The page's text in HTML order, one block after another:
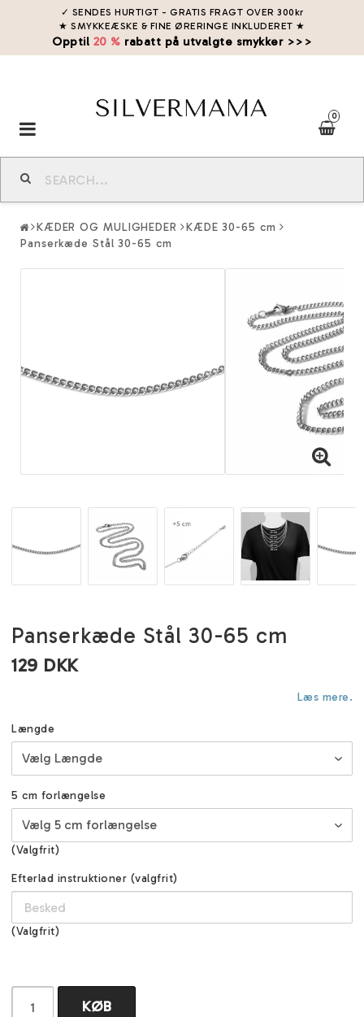
✓ SENDES HURTIGT - GRATIS FRAGT OVER 300kr
★ SMYKKEÆSKE & FINE ØRERINGE INKLUDERET ★
Opptil 20 % rabatt på utvalgte smykker >>>
0
Toggle
navigation
KÆDER OG MULIGHEDER
KÆDE 30-65 cm
Panserkæde Stål 30-65 cm
Panserkæde Stål 30-65 cm
129 DKK
Læs mere.
Længde
5 cm forlængelse
(Valgfrit)
Efterlad instruktioner (valgfrit)
(Valgfrit)
KØB